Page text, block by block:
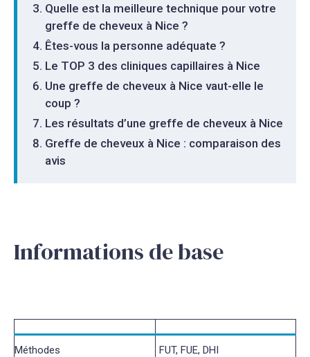
Quelle est la meilleure technique pour votre
greffe de cheveux à Nice ?
Êtes-vous la personne adéquate ?
Le TOP 3 des cliniques capillaires à Nice
Une greffe de cheveux à Nice vaut-elle le
coup ?
Les résultats d’une greffe de cheveux à Nice
Greffe de cheveux à Nice : comparaison des
avis
Informations de base
Méthodes FUT, FUE, DHI